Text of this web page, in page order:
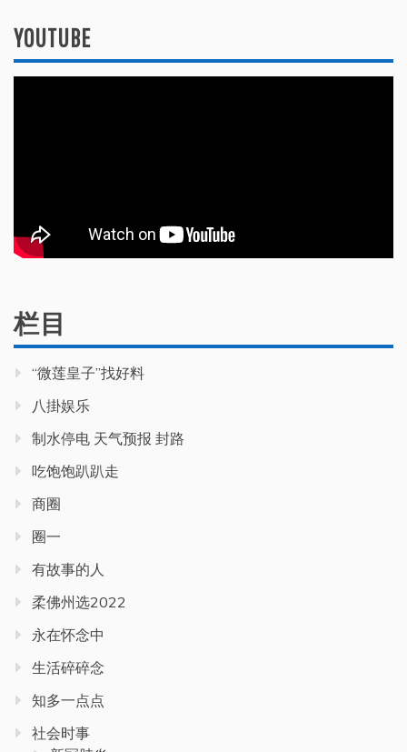
YOUTUBE
栏目
“微莲皇子”找好料
八掛娱乐
制水停电 天气预报 封路
吃饱饱趴趴走
商圈
圈一
有故事的人
柔佛州选2022
永在怀念中
生活碎碎念
知多一点点
社会时事